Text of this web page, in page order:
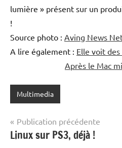
lumière » présent sur un
!
Source photo : Aving News
A lire également : Elle voit
Après le Mac
Multimedia
Navigation
de
Publication précédente
Linux sur PS3, déjà !